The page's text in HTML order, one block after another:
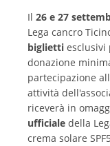
Il 26 e 27
Lega cancro
biglietti esclusivi
donazione
partecipazione
attività
riceverà in
ufficiale della
crema solare